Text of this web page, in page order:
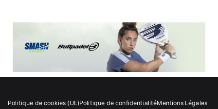
Politique de cookies (UE)Politique de confidentialitéMentions Légales